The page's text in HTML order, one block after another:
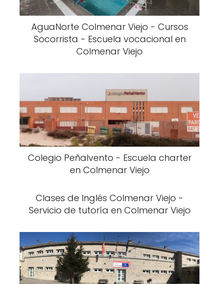
AguaNorte Colmenar Viejo - Cursos
Socorrista - Escuela vocacional en
Colmenar Viejo
Colegio Peñalvento - Escuela charter
en Colmenar Viejo
Clases de Inglés Colmenar Viejo -
Servicio de tutoría en Colmenar Viejo